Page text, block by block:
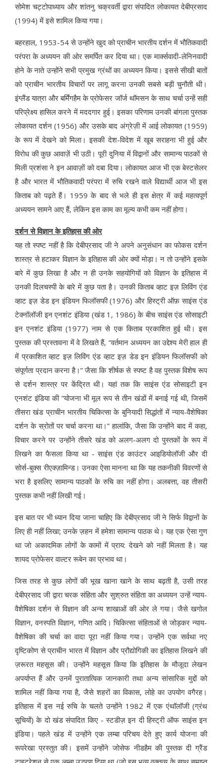
सोमेश चट्टोपाध्याय और शांतनु चक्रवर्ती द्वारा संपादित लोकायत देबीप्रसाद
(1994) में इसे शामिल किया गया।
बहरहाल, 1953-54 से उन्होंने खुद को प्राचीन भारतीय दर्शन में भौतिकवादी
परंपरा के अध्ययन की ओर समर्पित कर दिया था। एक मार्क्सवादी-लेनिनवादी
होने के नाते उन्होंने सभी प्रमुख ग्रंथों का अध्ययन किया। इससे सीखी बातों
को प्राचीन भारतीय विचारों पर लागू करना उनकी सबसे बड़ी चुनौती थी।
इंग्लैंड यात्रा और बर्मिंगहैम के प्रोफेसर जॉर्ज थॉमसन के साथ चर्चा उन्हें सही
परिप्रेक्ष्य हासिल करने में मददगार हुई। इसका परिणाम उनकी बांगला पुस्तक
लोकायत दर्शन (1956) और उसके बाद अंग्रेज़ी में आई लोकायत (1959)
के रूप में देखने को मिला। इसकी देश-विदेश में खूब सराहना भी हुई और
विरोध की कुछ आवाज़ें भी उठी। पूरी दुनिया में विद्वानों और सामान्य पाठकों से
मिली प्रशंसा ने इन आवाज़ों को दबा दिया। लोकायत आज भी एक बेस्टसेलर
है और भारत में भौतिकवादी परंपरा में रुचि रखने वाले विद्यार्थी आज भी इस
किताब को पढ़ते हैं। 1959 के बाद से भले ही इस क्षेत्र में कई महत्वपूर्ण
अध्ययन सामने आए हैं, लेकिन इस काम का मूल्य कभी कम नहीं होगा।
दर्शन से विज्ञान के इतिहास की ओर
यह तो स्पष्ट नहीं है कि देबीप्रसाद जी ने अपने अनुसंधान का फोकस दर्शन
शास्त्र से हटाकर विज्ञान के इतिहास की ओर क्यों मोड़ा। न तो उन्होंने इसके
बारे में कुछ लिखा है और न ही उनके सहयोगियों को विज्ञान के इतिहास में
उनकी दिलचस्पी के बारे में कुछ पता है। उनकी किताब व्हाट इज़ लिविंग एंड
व्हाट इज़ डेड इन इंडियन फिलॉसफी (1976) और हिस्ट्री ऑफ़ साइंस एंड
टेक्नॉलॉजी इन एनशंट इंडिया (खंड 1, 1986) के बीच साइंस एंड सोसाइटी
इन एनशंट इंडिया (1977) नाम से एक किताब प्रकाशित हुई थी। इस
पुस्तक की प्रस्तावना में वे लिखते हैं, “वर्तमान अध्ययन का उद्देश्य मेरी हाल ही
में प्रकाशित व्हाट इज़ लिविंग एंड व्हाट इज़ डेड इन इंडियन फिलॉसफी को
संपूर्णता प्रदान करना है।” जैसा कि शीर्षक से स्पष्ट है वह पुस्तक विशेष रूप
से दर्शन शास्त्र पर केंद्रित थी। यहां तक कि साइंस एंड सोसाइटी इन
एनशंट इंडिया की “योजना भी मूल रूप से तीन खंडों में बनाई गई थी, जिसमें
तीसरा खंड प्राचीन भारतीय चिकित्सा के बुनियादी सिद्धांतों में न्याय-वैशेषिका
दर्शन के स्रोतों पर चर्चा करना था।” हालांकि, जैसा कि उन्होंने बाद में कहा,
विचार करने पर उन्होंने तीसरे खंड को अलग-अलग दो पुस्तकों के रूप में
लिखने का फैसला किया था - साइंस एंड काउंटर आइडियोलॉजी और दी
सोर्स-बुक्स रीएक्ज़ामिन्ड। उनका ऐसा मानना था कि यह तकनीकी विवरणों से
भरा है इसलिए सामान्य पाठकों के रुचि का नहीं होगा। अलबत्ता, वह तीसरी
पुस्तक कभी नहीं लिखी गई।
इस बात पर भी ध्यान दिया जाना चाहिए कि देबीप्रसाद जी ने सिर्फ विद्वानों के
लिए ही नहीं लिखा; उनके ज़हन में हमेशा सामान्य पाठक थे। यह एक ऐसा गुण
था जो अकादमिक लोगों के कामों में प्राय: देखने को नहीं मिलता है। यह
शायद प्रोफेसर वाल्टर रूबेन का प्रभाव था।
जिस तरह से कुछ लोगों की भूख खाना खाने के साथ बढ़ती है, उसी तरह
देबीप्रसाद जी द्वारा चरक संहिता और सुश्रुत संहिता का अध्ययन उन्हें न्याय-
वैशेषिका दर्शन से विज्ञान की अन्य शाखाओं की ओर ले गया। जैसे खगोल
विज्ञान, वनस्पति विज्ञान, गणित आदि। चिकित्सा संहिताओं से जोड़कर न्याय-
वैशेषिका की चर्चा का वादा पूरा नहीं किया गया। उन्होंने एक सर्वथा नए
दृष्टिकोण से प्राचीन भारत में विज्ञान और प्रौद्योगिकी का इतिहास लिखने की
ज़रूरत महसूस की। उन्होंने महसूस किया कि इतिहास के मौजूदा लेखन
अपर्याप्त हैं और उनमें पुरातात्विक जानकारी तथा अन्य सांसारिक मुद्दों को
शामिल नहीं किया गया है, जैसे शहरों का विकास, लोहे का उपयोग वगैरह।
इतिहास में इस नई रुचि के चलते उन्होंने 1982 में एक एंथॉलॉजी (ग्रंथ
सूचियों) के दो खंड संपादित किए - स्टडीज़ इन दी हिस्ट्री ऑफ साइंस इन
इंडिया। पहले खंड में उन्होंने एक लम्बा परिचय देते हुए कार्य योजना की
रूपरेखा प्रस्तुत की। इसमें उन्होंने जोसेफ नीडहैम की पुस्तक दी ग्रैंड